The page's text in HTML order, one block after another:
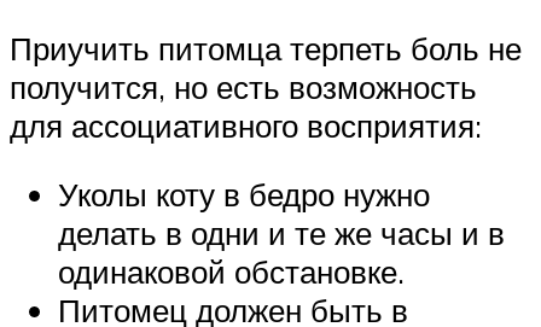
Приучить питомца терпеть боль не
получится, но есть возможность
для ассоциативного восприятия:
Уколы коту в бедро нужно
делать в одни и те же часы и в
одинаковой обстановке.
Питомец должен быть в